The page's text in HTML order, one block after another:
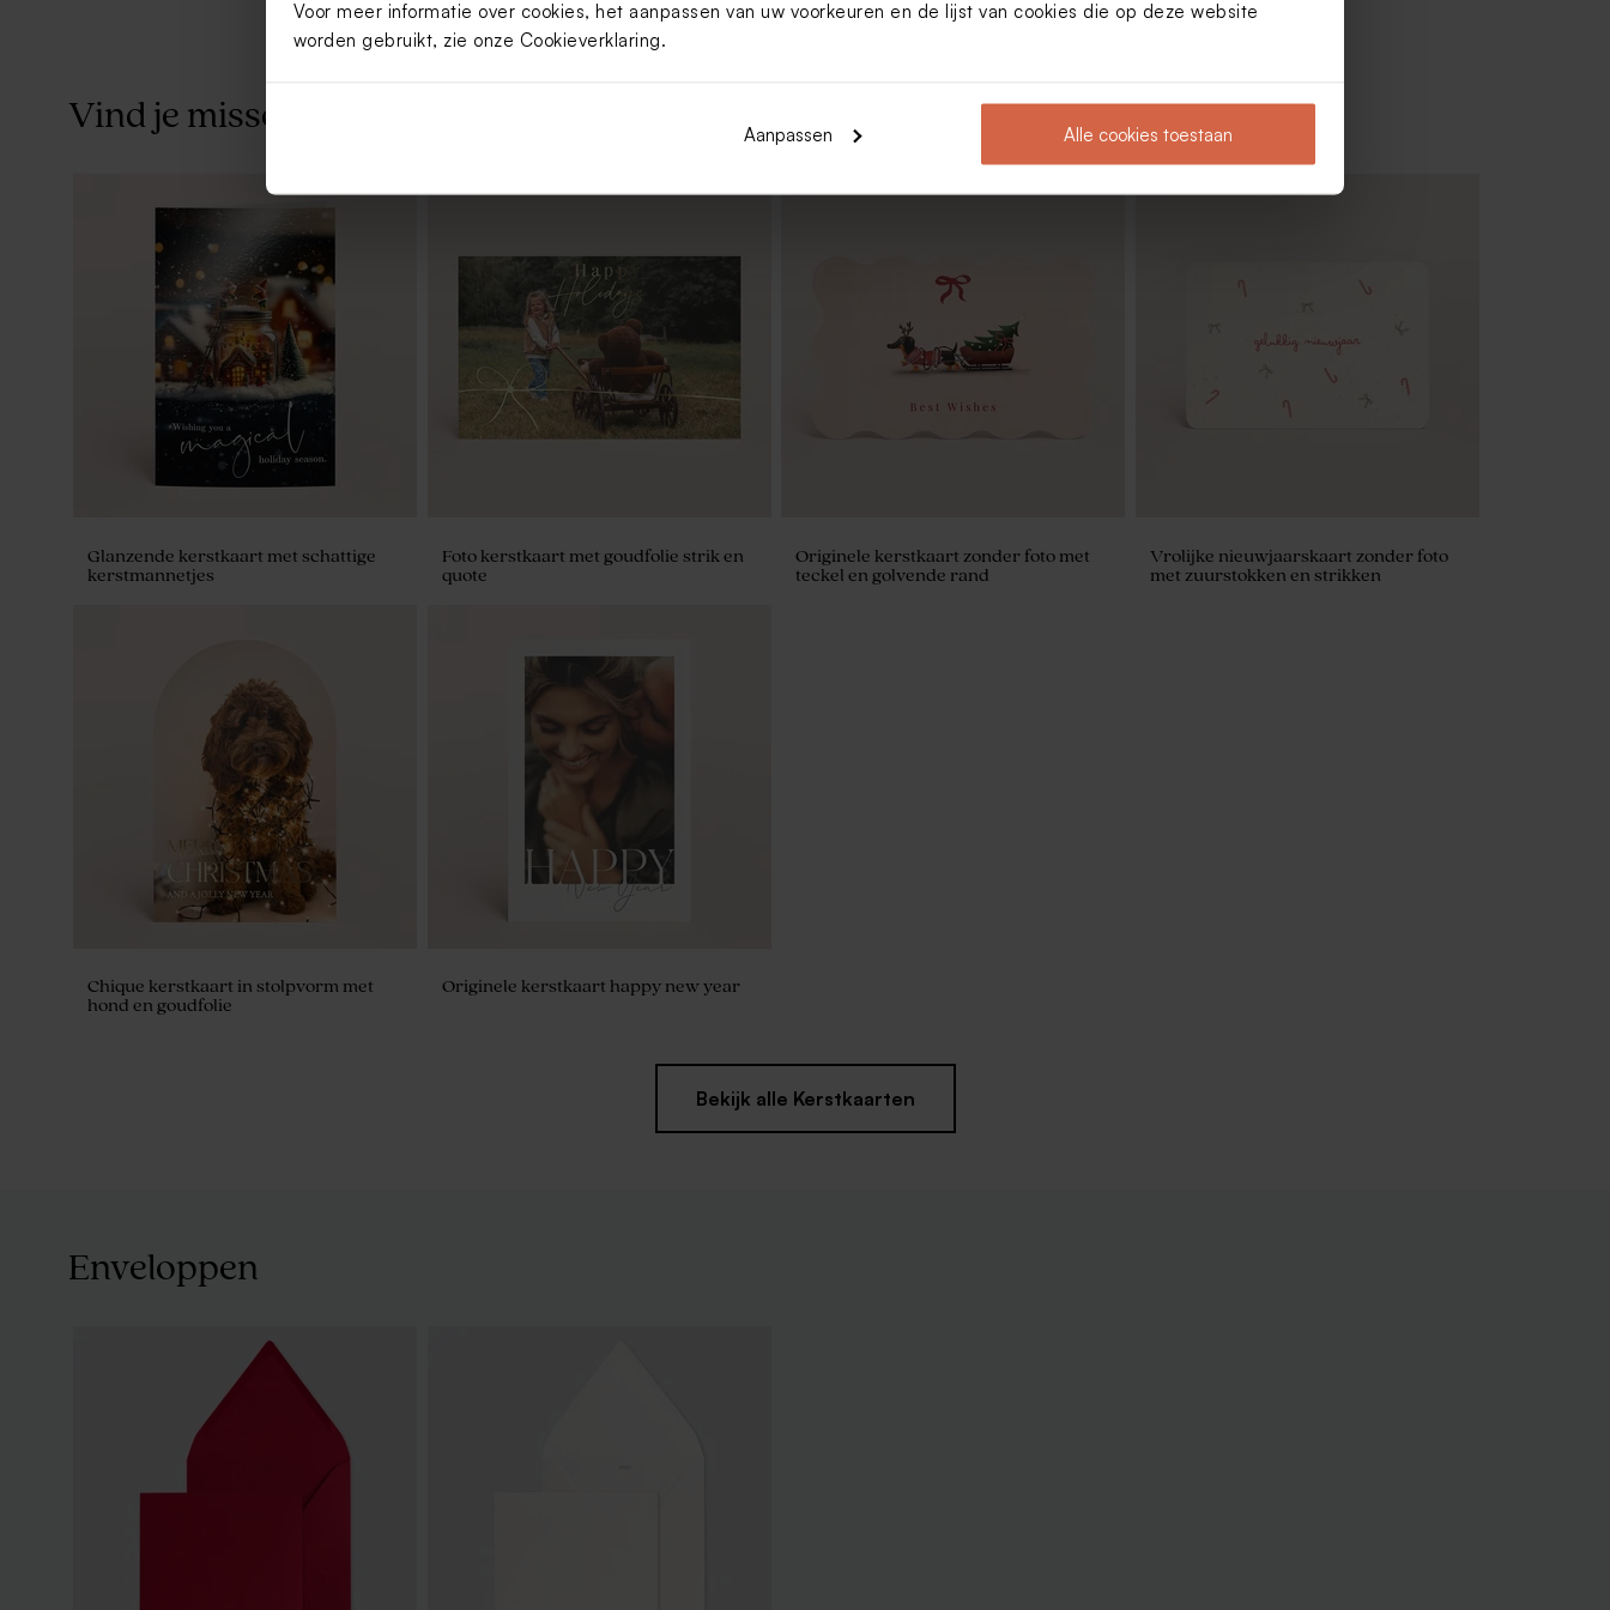
Voor meer informatie over cookies, het aanpassen van uw voorkeuren en de lijst van cookies die op deze website
worden gebruikt, zie onze Cookieverklaring.
Aanpassen Alle cookies toestaan
Houten memory box | klapdeksel
Houten fotohouder met 10
vakantiefoto's
Vind je misschien ook leuk
Glanzende kerstkaart met schattige
kerstmannetjes
Foto kerstkaart met goudfolie strik en
quote
Originele kerstkaart zonder foto met
teckel en golvende rand
Vrolijke nieuwjaarskaart zonder foto
met zuurstokken en strikken
Chique kerstkaart in stolpvorm met
hond en goudfolie
Originele kerstkaart happy new year
Bekijk alle Kerstkaarten
Enveloppen